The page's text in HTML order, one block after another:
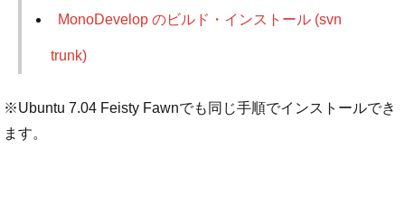
MonoDevelop のビルド・インストール (svn
trunk)
※Ubuntu 7.04 Feisty Fawnでも同じ手順でインストールでき
ます。